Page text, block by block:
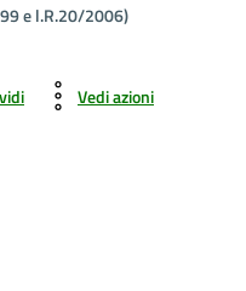
e l.R.20/2006)
Vedi azioni